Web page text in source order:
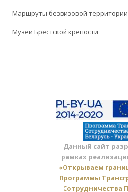
Маршруты безвизовой
Музеи Брестской крепости
Данный сайт
рамках
«Открываем
Программы
Сотрудничества